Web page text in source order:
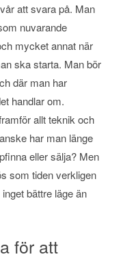
att svara på. Man
nuvarande
mycket annat när
ska starta. Man bör
där man har
handlar om.
allt teknik och
har man länge
eller sälja? Men
som tiden verkligen
bättre läge än
för att